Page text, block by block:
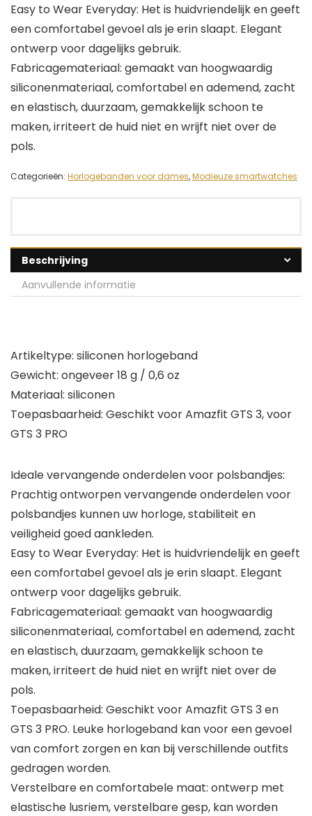
Easy to Wear Everyday: Het is huidvriendelijk en geeft
een comfortabel gevoel als je erin slaapt. Elegant
ontwerp voor dagelijks gebruik.
Fabricagemateriaal: gemaakt van hoogwaardig
siliconenmateriaal, comfortabel en ademend, zacht
en elastisch, duurzaam, gemakkelijk schoon te
maken, irriteert de huid niet en wrijft niet over de
pols.
Categorieën: Horlogebanden voor dames,Modieuze smartwatches
Beschrijving
Aanvullende informatie
Artikeltype: siliconen horlogeband
Gewicht: ongeveer 18 g / 0,6 oz
Materiaal: siliconen
Toepasbaarheid: Geschikt voor Amazfit GTS 3, voor
GTS 3 PRO
Ideale vervangende onderdelen voor polsbandjes:
Prachtig ontworpen vervangende onderdelen voor
polsbandjes kunnen uw horloge, stabiliteit en
veiligheid goed aankleden.
Easy to Wear Everyday: Het is huidvriendelijk en geeft
een comfortabel gevoel als je erin slaapt. Elegant
ontwerp voor dagelijks gebruik.
Fabricagemateriaal: gemaakt van hoogwaardig
siliconenmateriaal, comfortabel en ademend, zacht
en elastisch, duurzaam, gemakkelijk schoon te
maken, irriteert de huid niet en wrijft niet over de
pols.
Toepasbaarheid: Geschikt voor Amazfit GTS 3 en
GTS 3 PRO. Leuke horlogeband kan voor een gevoel
van comfort zorgen en kan bij verschillende outfits
gedragen worden.
Verstelbare en comfortabele maat: ontwerp met
elastische lusriem, verstelbare gesp, kan worden